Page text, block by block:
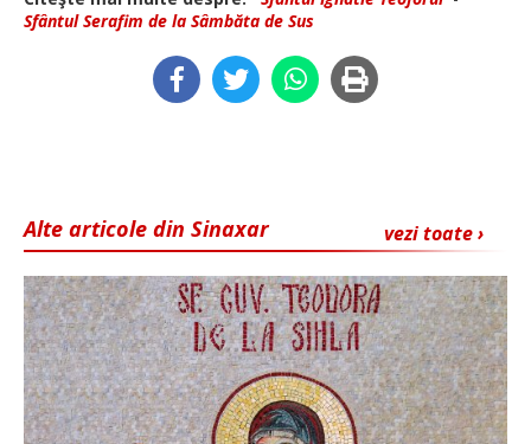
Sfântul Serafim de la Sâmbăta de Sus
vezi toate ›
Alte articole din Sinaxar